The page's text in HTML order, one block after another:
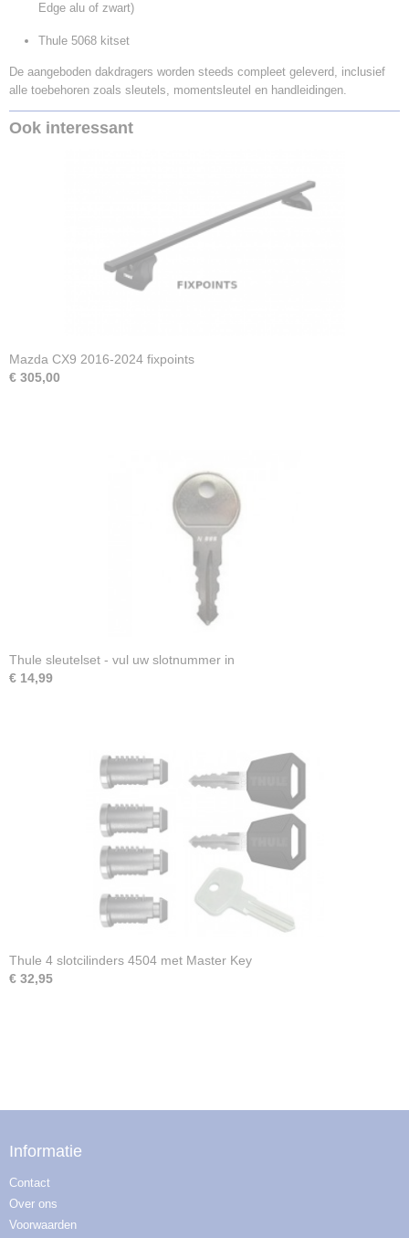
Edge alu of zwart)
Thule 5068 kitset
De aangeboden dakdragers worden steeds compleet geleverd, inclusief
alle toebehoren zoals sleutels, momentsleutel en handleidingen.
Ook interessant
Mazda CX9 2016-2024 fixpoints
€ 305,00
Thule sleutelset - vul uw slotnummer in
€ 14,99
Thule 4 slotcilinders 4504 met Master Key
€ 32,95
Informatie
Contact
Over ons
Voorwaarden